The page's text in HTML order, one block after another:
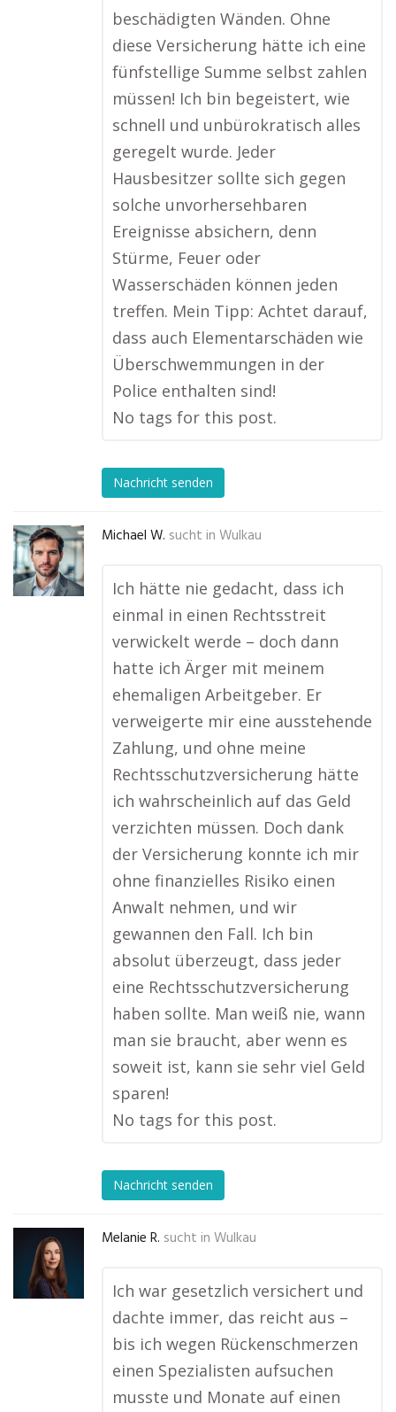
beschädigten Wänden. Ohne
diese Versicherung hätte ich eine
fünfstellige Summe selbst zahlen
müssen! Ich bin begeistert, wie
schnell und unbürokratisch alles
geregelt wurde. Jeder
Hausbesitzer sollte sich gegen
solche unvorhersehbaren
Ereignisse absichern, denn
Stürme, Feuer oder
Wasserschäden können jeden
treffen. Mein Tipp: Achtet darauf,
dass auch Elementarschäden wie
Überschwemmungen in der
Police enthalten sind!
No tags for this post.
Nachricht senden
Michael W. sucht in Wulkau
Ich hätte nie gedacht, dass ich
einmal in einen Rechtsstreit
verwickelt werde – doch dann
hatte ich Ärger mit meinem
ehemaligen Arbeitgeber. Er
verweigerte mir eine ausstehende
Zahlung, und ohne meine
Rechtsschutzversicherung hätte
ich wahrscheinlich auf das Geld
verzichten müssen. Doch dank
der Versicherung konnte ich mir
ohne finanzielles Risiko einen
Anwalt nehmen, und wir
gewannen den Fall. Ich bin
absolut überzeugt, dass jeder
eine Rechtsschutzversicherung
haben sollte. Man weiß nie, wann
man sie braucht, aber wenn es
soweit ist, kann sie sehr viel Geld
sparen!
No tags for this post.
Nachricht senden
Melanie R. sucht in Wulkau
Ich war gesetzlich versichert und
dachte immer, das reicht aus –
bis ich wegen Rückenschmerzen
einen Spezialisten aufsuchen
musste und Monate auf einen